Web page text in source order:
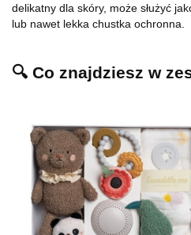
delikatny dla skóry, może służyć
lub nawet lekka chustka ochronna.
🔍 Co znajdziesz w